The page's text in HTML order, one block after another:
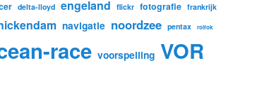
delta-lloyd engeland flickr fotografie frankrijk
navigatie noordzee pentax rolfok
race voorspelling VOR